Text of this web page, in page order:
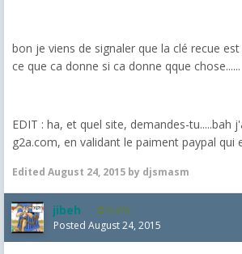
bon je viens de signaler que la clé recue
ce que ca donne si ca donne qque chose......
EDIT : ha, et quel site, demandes-tu.....bah
g2a.com, en validant le paiment paypal qui
Edited August 24, 2015 by djsmasm
jibeh 5,470
Posted August 24, 2015